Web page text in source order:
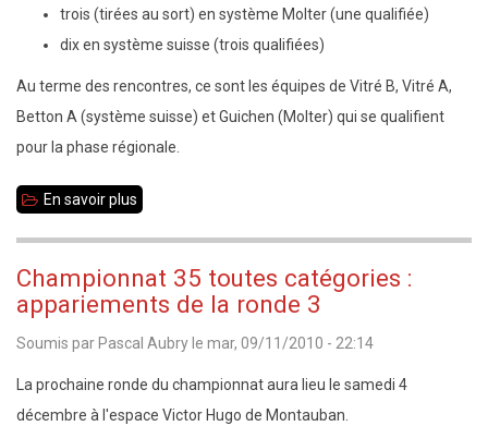
trois (tirées au sort) en système Molter (une qualifiée)
dix en système suisse (trois qualifiées)
Au terme des rencontres, ce sont les équipes de Vitré B, Vitré A,
Betton A (système suisse) et Guichen (Molter) qui se qualifient
pour la phase régionale.
En savoir plus
la
Jean-
Claude
Loubatière
Championnat 35 toutes catégories :
appariements de la ronde 3
Soumis par Pascal Aubry le mar, 09/11/2010 - 22:14
La prochaine ronde du championnat aura lieu le samedi 4
décembre à l'espace Victor Hugo de Montauban.